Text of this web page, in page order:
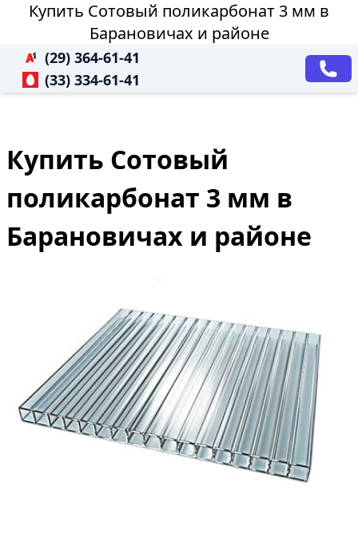
Купить Сотовый поликарбонат 3 мм в
Барановичах и районе
(29) 364-61-41
(33) 334-61-41
Купить Сотовый
поликарбонат 3 мм в
Барановичах и районе